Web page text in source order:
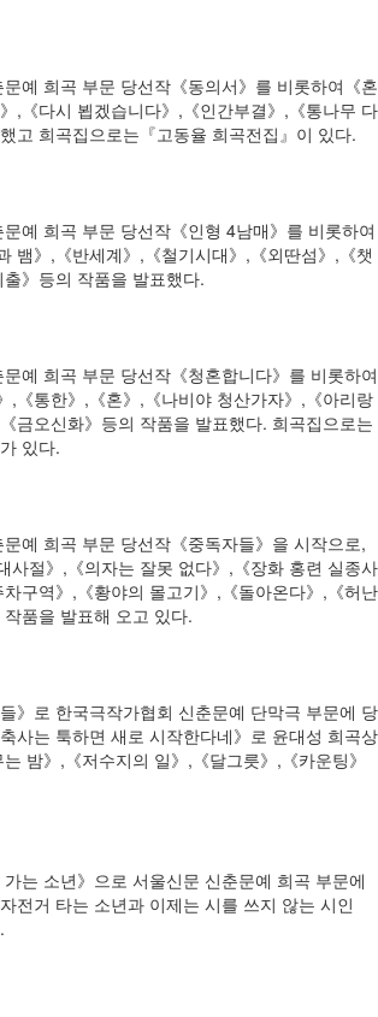
예 희곡 부문 당선작《동의서》를 비롯하여《혼
,《다시 뵙겠습니다》,《인간부결》,《통나무 다
고 희곡집으로는『고동율 희곡전집』이 있다.
예 희곡 부문 당선작《인형 4남매》를 비롯하여
뱀》,《반세계》,《철기시대》,《외딴섬》,《챗
》등의 작품을 발표했다.
예 희곡 부문 당선작《청혼합니다》를 비롯하여
,《통한》,《혼》,《나비야 청산가자》,《아리랑
금오신화》등의 작품을 발표했다. 희곡집으로는
있다.
예 희곡 부문 당선작《중독자들》을 시작으로,
사절》,《의자는 잘못 없다》,《장화 홍련 실종사
구역》,《황야의 몰고기》,《돌아온다》,《허난
품을 발표해 오고 있다.
》로 한국극작가협회 신춘문예 단막극 부문에 당
사는 툭하면 새로 시작한다네》로 윤대성 희곡상
밤》,《저수지의 일》,《달그릇》,《카운팅》
는 소년》으로 서울신문 신춘문예 희곡 부문에
전거 타는 소년과 이제는 시를 쓰지 않는 시인